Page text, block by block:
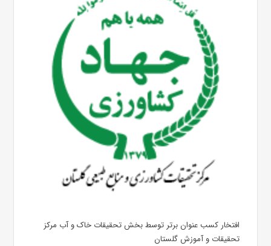
افتخار کسب عنوان برتر توسط بخش تحقیقات خاک و آب مرکز
تحقیقات و آموزش گلستان